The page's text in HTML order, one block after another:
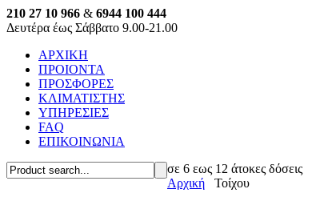
210 27 10 966 & 6944 100 444
Δευτέρα έως Σάββατο 9.00-21.00
ΑΡΧΙΚΗ
ΠΡΟΙΟΝΤΑ
ΠΡΟΣΦΟΡΕΣ
ΚΛΙΜΑΤΙΣΤΗΣ
ΥΠΗΡΕΣΙΕΣ
FAQ
ΕΠΙΚΟΙΝΩΝΙΑ
σε 6 εως 12 άτοκες δόσεις
Αρχική
Τοίχου